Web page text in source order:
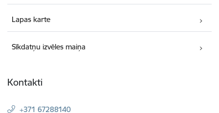
Lapas karte
Sīkdatņu izvēles maiņa
Kontakti
+371 67288140